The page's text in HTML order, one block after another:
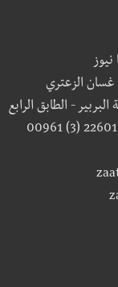
غسان الزعتري
- الطابق الرابع